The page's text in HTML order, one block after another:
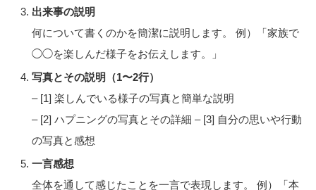
出来事の説明
何について書くのかを簡潔に説明します。
例）「家族で
◯◯を楽しんだ様子をお伝えします。」
写真とその説明（1〜2行）
– [1] 楽しんでいる様子の写真と簡単な説明
– [2] ハプニングの写真とその詳細 – [3] 自分の思いや行動
の写真と感想
一言感想
全体を通して感じたことを一言で表現します。
例）「本